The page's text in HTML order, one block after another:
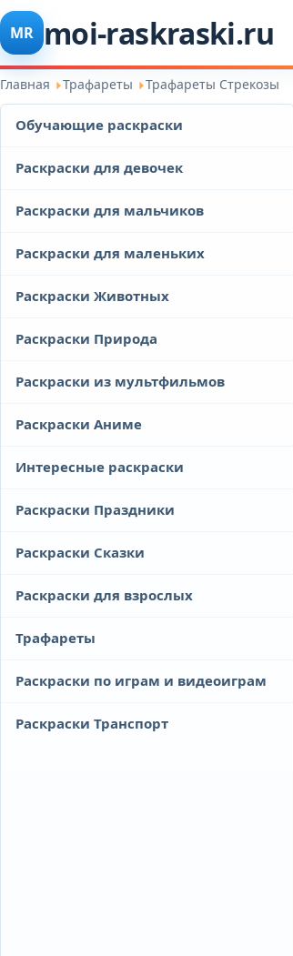
MR moi-raskraski.ru
Главная Трафареты Трафареты Стрекозы
Обучающие раскраски
Раскраски для девочек
Раскраски для мальчиков
Раскраски для маленьких
Раскраски Животных
Раскраски Природа
Раскраски из мультфильмов
Раскраски Аниме
Интересные раскраски
Раскраски Праздники
Раскраски Сказки
Раскраски для взрослых
Трафареты
Раскраски по играм и видеоиграм
Раскраски Транспорт